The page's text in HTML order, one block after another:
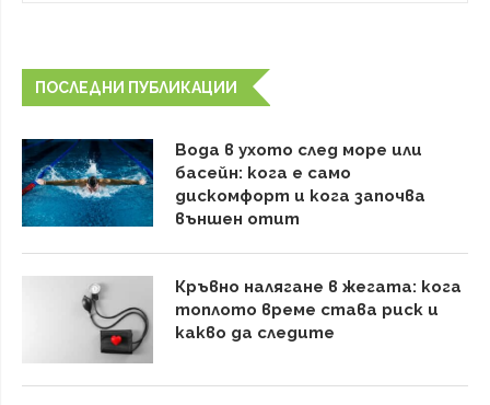
ПОСЛЕДНИ ПУБЛИКАЦИИ
Вода в ухото след море или
басейн: кога е само
дискомфорт и кога започва
външен отит
Кръвно налягане в жегата: кога
топлото време става риск и
какво да следите